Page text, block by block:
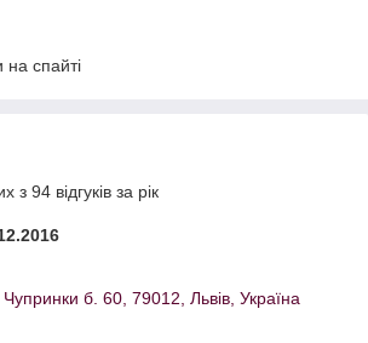
на спайті
з 94 відгуків за рік
б. 60, 79012, Львів, Україна